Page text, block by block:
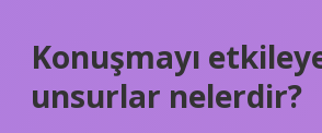
Konuşmayı
unsurlar nelerdir?